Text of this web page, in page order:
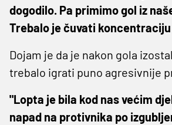
dogodilo. Pa primimo gol iz
Trebalo je čuvati koncentraciju
Dojam je da je nakon gola
trebalo igrati puno agresivnije
"Lopta je bila kod nas većim
napad na protivnika po